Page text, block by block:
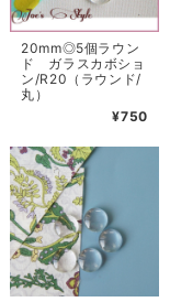
20mm◎5個ラウン
ド ガラスカボショ
ン/R20（ラウンド/
丸）
¥750